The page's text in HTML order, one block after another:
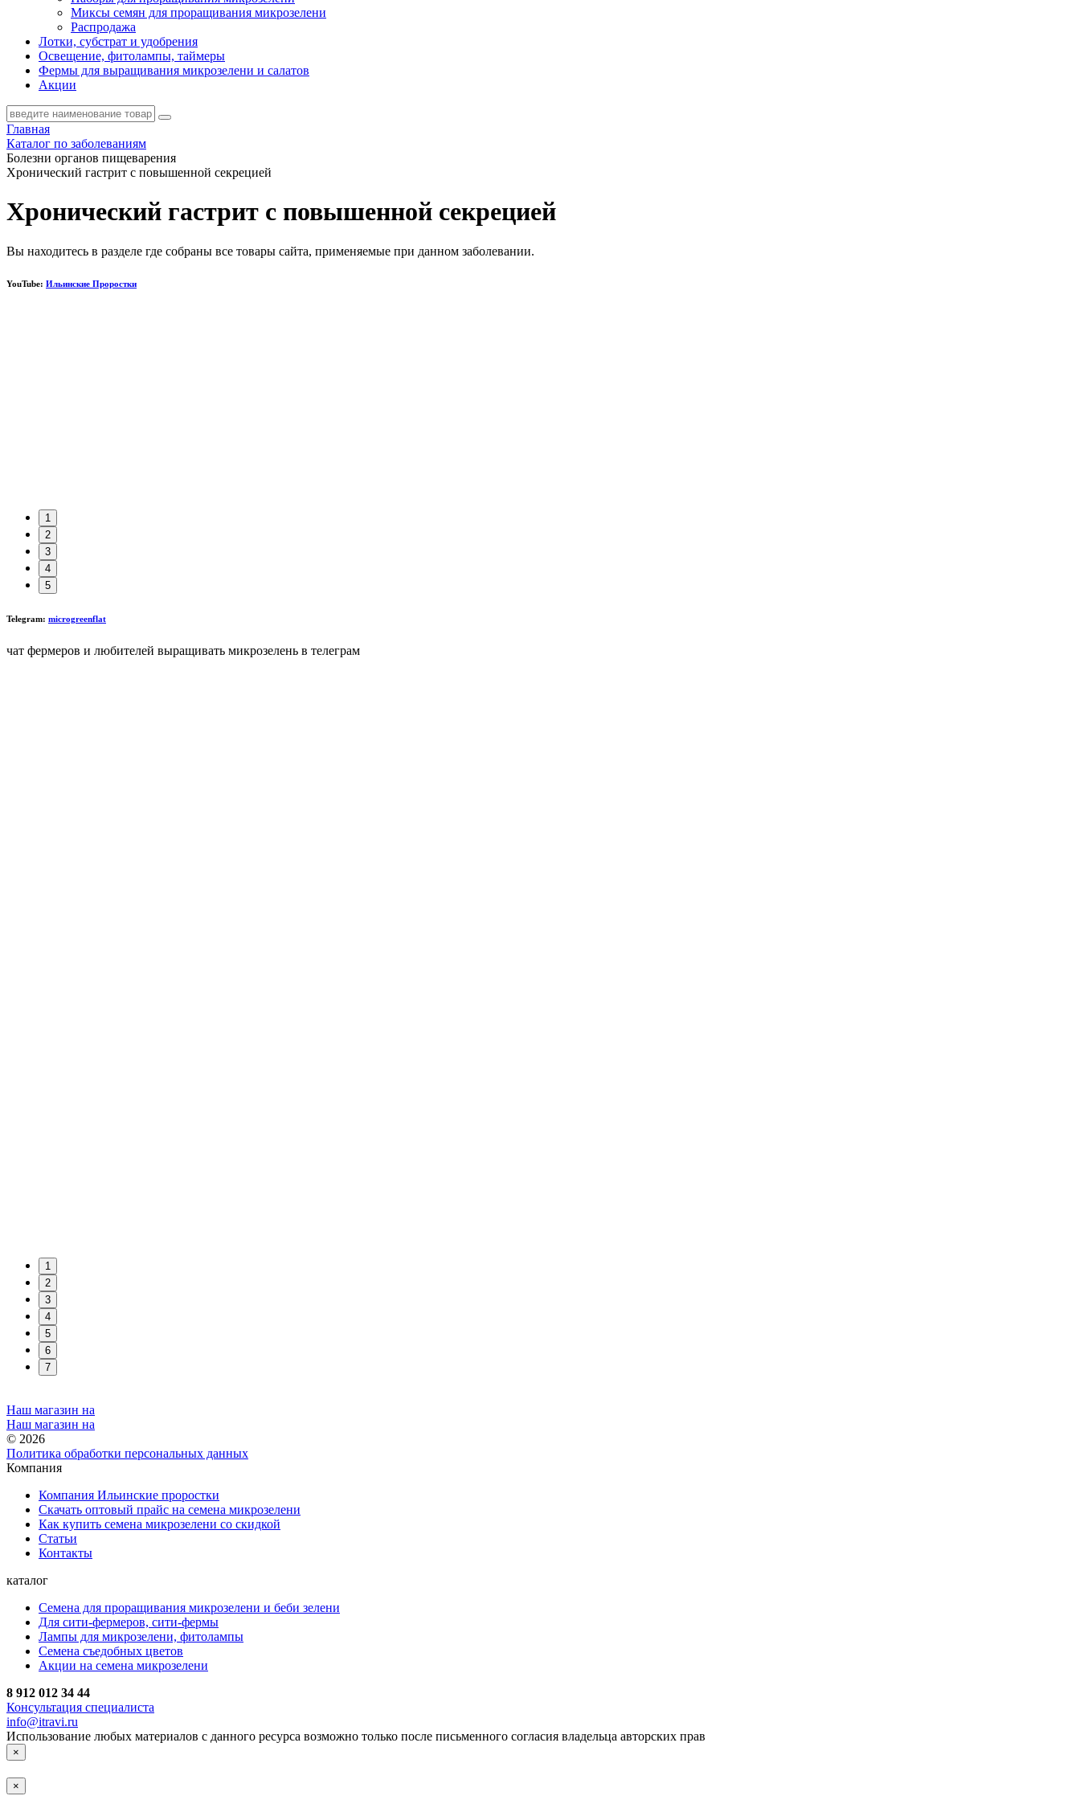
Миксы семян для проращивания микрозелени
Распродажа
Лотки, субстрат и удобрения
Освещение, фитолампы, таймеры
Фермы для выращивания микрозелени и салатов
Акции
Главная
Каталог по заболеваниям
Болезни органов пищеварения
Хронический гастрит с повышенной секрецией
Хронический гастрит с повышенной секрецией
Вы находитесь в разделе где собраны все товары сайта, применяемые при данном заболевании.
YouTube: Ильинские Проростки
1
2
3
4
5
Telegram: microgreenflat
чат фермеров и любителей выращивать микрозелень в телеграм
1
2
3
4
5
6
7
Наш магазин на
Наш магазин на
© 2026
Политика обработки персональных данных
Компания
Компания Ильинские проростки
Скачать оптовый прайс на семена микрозелени
Как купить семена микрозелени со скидкой
Статьи
Контакты
каталог
Семена для проращивания микрозелени и беби зелени
Для сити-фермеров, сити-фермы
Лампы для микрозелени, фитолампы
Семена съедобных цветов
Акции на семена микрозелени
8 912 012 34 44
Консультация специалиста
info@itravi.ru
Использование любых материалов с данного ресурса возможно только после письменного согласия владельца авторских прав
×
×